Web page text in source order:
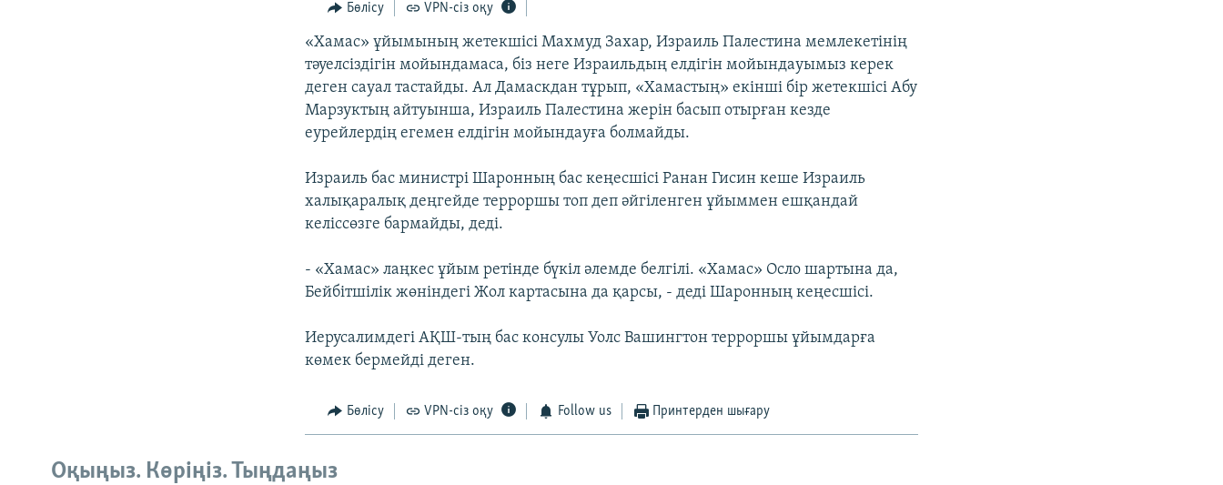
Бөлісу VPN-сіз оқу
«Хамас» ұйымының жетекшісі Махмуд Захар, Израиль Палестина мемлекетінің
тәуелсіздігін мойындамаса, біз неге Израильдың елдігін мойындауымыз керек
деген сауал тастайды. Ал Дамаскдан тұрып, «Хамастың» екінші бір жетекшісі Абу
Марзуктың айтуынша, Израиль Палестина жерін басып отырған кезде
еурейлердің егемен елдігін мойындауға болмайды.
Израиль бас министрі Шаронның бас кеңесшісі Ранан Гисин кеше Израиль
халықаралық деңгейде терроршы топ деп әйгіленген ұйыммен ешқандай
келіссөзге бармайды, деді.
- «Хамас» лаңкес ұйым ретінде бүкіл әлемде белгілі. «Хамас» Осло шартына да,
Бейбітшілік жөніндегі Жол картасына да қарсы, - деді Шаронның кеңесшісі.
Иерусалимдегі АҚШ-тың бас консулы Уолс Вашингтон терроршы ұйымдарға
көмек бермейді деген.
Бөлісу VPN-сіз оқу Follow us Принтерден шығару
Оқыңыз. Көріңіз. Тыңдаңыз